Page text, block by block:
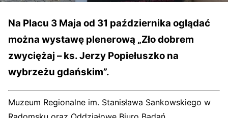
Na Placu 3 Maja od 31 października oglądać
można wystawę plenerową „Zło dobrem
zwyciężaj – ks. Jerzy Popiełuszko na
wybrzeżu gdańskim”.
Muzeum Regionalne im. Stanisława Sankowskiego w